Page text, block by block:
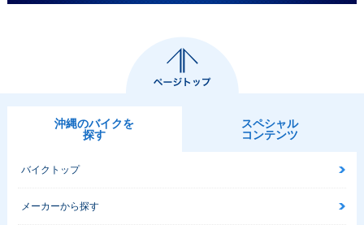
2010年 GSX-R100
0 25th Anniversary
Model・特別・限定
2009年 GSX-R100
沖縄のバイクを
探す
スペシャル
コンテンツ
バイクトップ
メーカーから探す